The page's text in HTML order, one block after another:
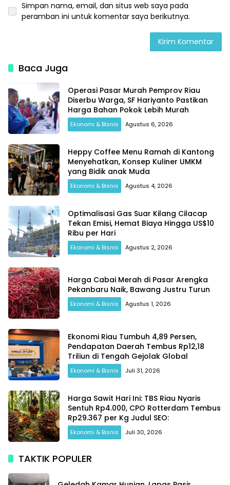
Simpan nama, email, dan situs web saya pada
peramban ini untuk komentar saya berikutnya.
Baca Juga
Operasi Pasar Murah Pemprov Riau
Diserbu Warga, SF Hariyanto Pastikan
Harga Bahan Pokok Lebih Murah
Ekonomi & Bisnis Agustus 6, 2026
Heppy Coffee Menu Ramah di Kantong
Menyehatkan, Konsep Kuliner UMKM
yang Bidik anak Muda
Ekonomi & Bisnis Agustus 4, 2026
Optimalisasi Gas Suar Kilang Cilacap
Tekan Emisi, Hemat Biaya Hingga US$10
Ribu per Hari
Ekonomi & Bisnis Agustus 2, 2026
Harga Cabai Merah di Pasar Arengka
Pekanbaru Naik, Bawang Justru Turun
Ekonomi & Bisnis Agustus 1, 2026
Ekonomi Riau Tumbuh 4,89 Persen,
Pendapatan Daerah Tembus Rp12,18
Triliun di Tengah Gejolak Global
Ekonomi & Bisnis Juli 31, 2026
Harga Sawit Hari Ini: TBS Riau Nyaris
Sentuh Rp4.000, CPO Rotterdam Tembus
Rp29.367 per Kg Judul SEO:
Ekonomi & Bisnis Juli 30, 2026
TAKTIK POPULER